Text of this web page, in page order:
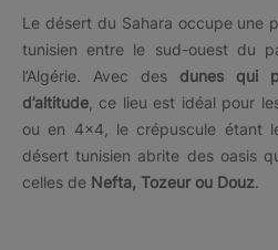
Le désert du Sahara occupe une
tunisien entre le sud-ouest du
l’Algérie. Avec des dunes qui
d’altitude , ce lieu est idéal pour
ou en 4x4, le crépuscule étant
désert tunisien abrite des oasis
celles de Nefta, Tozeur ou Douz.